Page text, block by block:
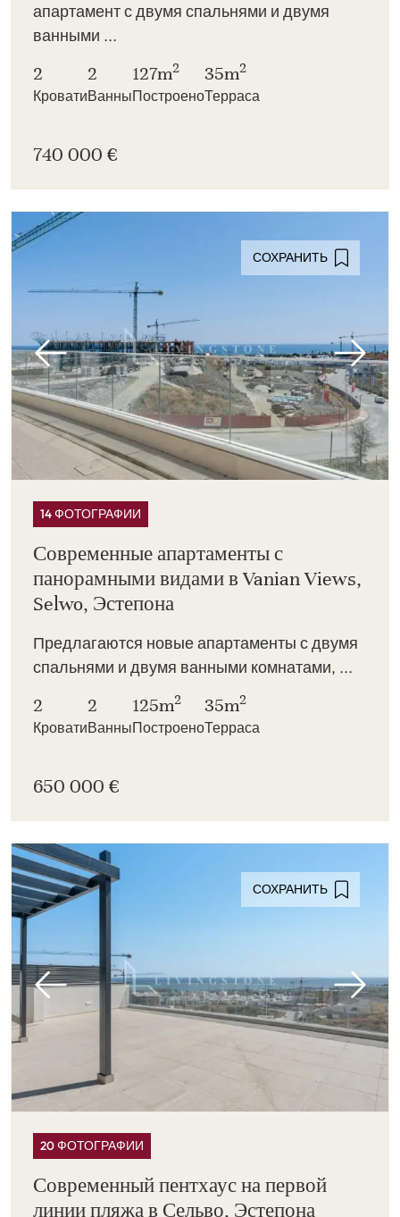
апартамент с двумя спальнями и двумя
ванными ...
2
Кровати
2
Ванны
127m2
Построено
35m2
Терраса
740 000 €
СОХРАНИТЬ
14 ФОТОГРАФИИ
Современные апартаменты с
панорамными видами в Vanian Views,
Selwo, Эстепона
Предлагаются новые апартаменты с двумя
спальнями и двумя ванными комнатами, ...
2
Кровати
2
Ванны
125m2
Построено
35m2
Терраса
650 000 €
СОХРАНИТЬ
20 ФОТОГРАФИИ
Современный пентхаус на первой
линии пляжа в Сельво, Эстепона